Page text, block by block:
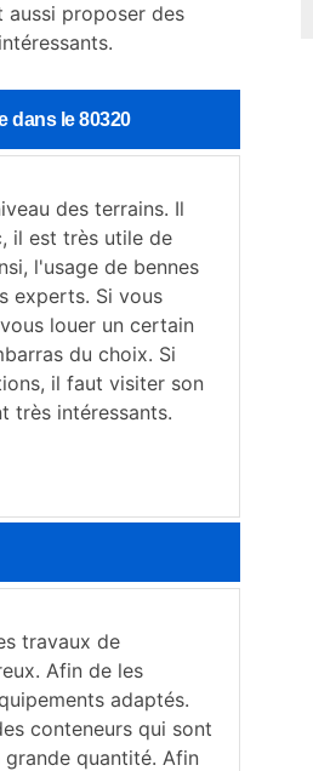
dans le 80320
des terrains. Il
il est très utile de
l'usage de bennes
experts. Si vous
louer un certain
du choix. Si
il faut visiter son
très intéressants.
travaux de
Afin de les
adaptés.
conteneurs qui sont
quantité. Afin
aussi proposer des